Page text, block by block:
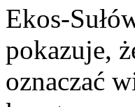
Ekos-
pokazuje,
oznaczać